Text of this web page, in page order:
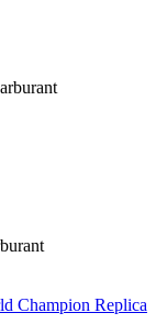
Champion Replica